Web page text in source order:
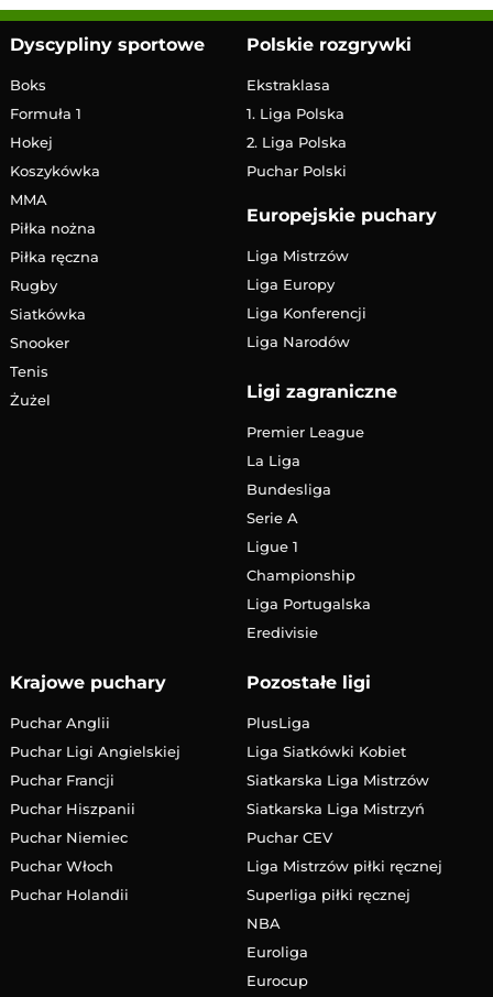
Dyscypliny sportowe
Boks
Formuła 1
Hokej
Koszykówka
MMA
Piłka nożna
Piłka ręczna
Rugby
Siatkówka
Snooker
Tenis
Żużel
Polskie rozgrywki
Ekstraklasa
1. Liga Polska
2. Liga Polska
Puchar Polski
Europejskie puchary
Liga Mistrzów
Liga Europy
Liga Konferencji
Liga Narodów
Ligi zagraniczne
Premier League
La Liga
Bundesliga
Serie A
Ligue 1
Championship
Liga Portugalska
Eredivisie
Krajowe puchary
Puchar Anglii
Puchar Ligi Angielskiej
Puchar Francji
Puchar Hiszpanii
Puchar Niemiec
Puchar Włoch
Puchar Holandii
Pozostałe ligi
PlusLiga
Liga Siatkówki Kobiet
Siatkarska Liga Mistrzów
Siatkarska Liga Mistrzyń
Puchar CEV
Liga Mistrzów piłki ręcznej
Superliga piłki ręcznej
NBA
Euroliga
Eurocup